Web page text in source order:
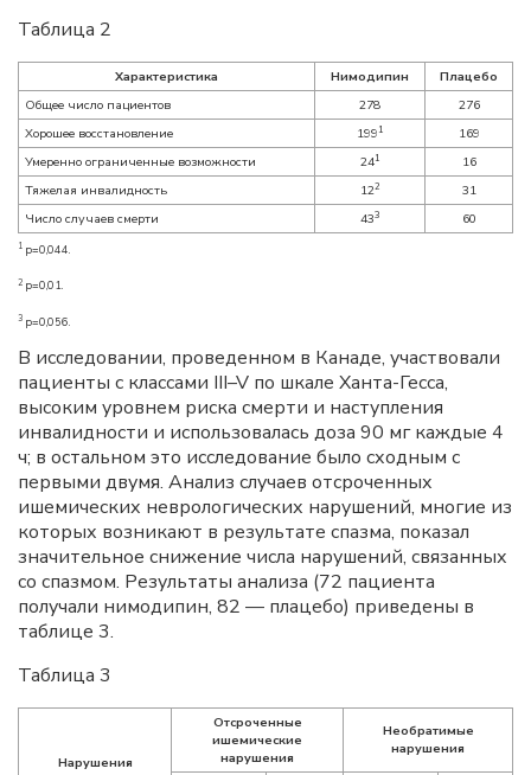
Таблица 2
Характеристика Нимодипин
Плацебо
Общее число пациентов
278
276
Хорошее восстановление
1991
169
Умеренно ограниченные возможности
241
16
Тяжелая инвалидность
122
31
Число случаев смерти
433 60
1 p=0,044.
2 p=0,01.
3 p=0,056.
В исследовании, проведенном в Канаде, участвовали
пациенты с классами III–V по шкале Ханта-Гесса,
высоким уровнем риска смерти и наступления
инвалидности и использовалась доза 90 мг каждые 4
ч; в остальном это исследование было сходным с
первыми двумя. Анализ случаев отсроченных
ишемических неврологических нарушений, многие из
которых возникают в результате спазма, показал
значительное снижение числа нарушений, связанных
со спазмом. Результаты анализа (72 пациента
получали нимодипин, 82 — плацебо) приведены в
таблице 3.
Таблица 3
Нарушения
Отсроченные
ишемические
нарушения
Необратимые
нарушения